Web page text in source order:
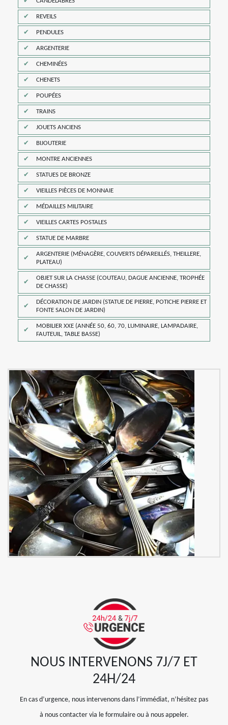
REVEILS
PENDULES
ARGENTERIE
CHEMINÉES
CHENETS
POUPÉES
TRAINS
JOUETS ANCIENS
BIJOUTERIE
MONTRE ANCIENNES
STATUES DE BRONZE
VIEILLES PIÈCES DE MONNAIE
MÉDAILLES MILITAIRE
VIEILLES CARTES POSTALES
STATUE DE MARBRE
ARGENTERIE (MÉNAGÈRE, COUVERTS DÉPAREILLÉS, THEILLERE,
PLATEAU)
OBJET SUR LA CHASSE (COUTEAU, DAGUE ANCIENNE, TROPHÉE
DE CHASSE)
DÉCORATION DE JARDIN (STATUE DE PIERRE, POTICHE PIERRE ET
FONTE SALON DE JARDIN)
MOBILIER XXE (ANNÉE 50, 60, 70, LUMINAIRE, LAMPADAIRE,
FAUTEUIL, TABLE BASSE)
NOUS INTERVENONS 7J/7 ET
24H/24
En cas d’urgence, nous intervenons dans l’immédiat, n’hésitez pas
à nous contacter via le formulaire ou à nous appeler.